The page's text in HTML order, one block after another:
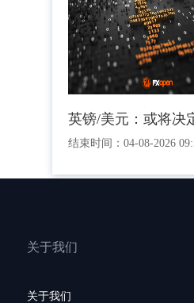
结束时间：04-08-2026
关于我们
关于我们